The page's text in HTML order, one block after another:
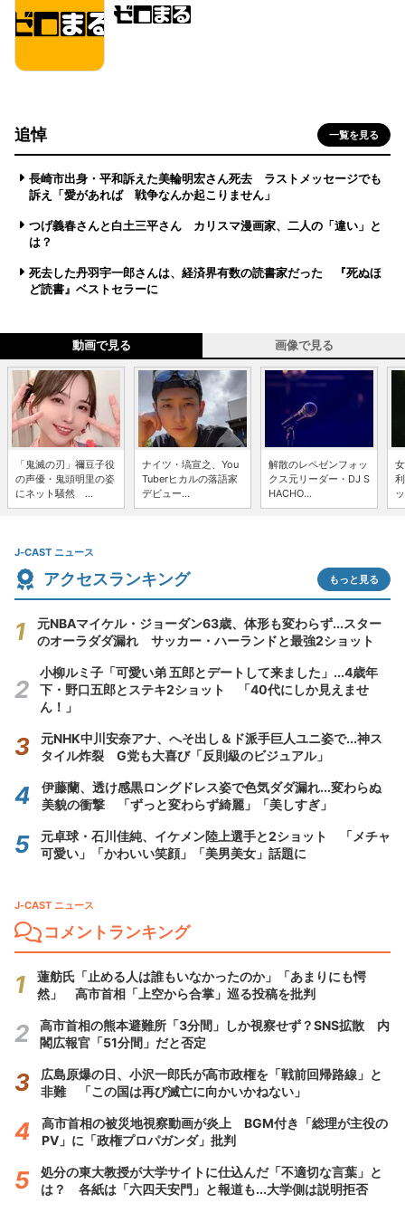
追悼 一覧を見る
長崎市出身・平和訴えた美輪明宏さん死去 ラストメッセージでも
訴え「愛があれば 戦争なんか起こりません」
つげ義春さんと白土三平さん カリスマ漫画家、二人の「違い」と
は？
死去した丹羽宇一郎さんは、経済界有数の読書家だった 『死ぬほ
ど読書』ベストセラーに
動画で見る 画像で見る
「鬼滅の刃」禰豆子役
の声優・鬼頭明里の姿
にネット騒然 ...
ナイツ・塙宣之、You
Tuberヒカルの落語家
デビュー...
解散のレペゼンフォッ
クス元リーダー・DJ S
HACHO...
J-CAST ニュース
アクセスランキング もっと見る
元NBAマイケル・ジョーダン63歳、体形も変わらず...スター
のオーラダダ漏れ サッカー・ハーランドと最強2ショット
小柳ルミ子「可愛い弟 五郎とデートして来ました」...4歳年
下・野口五郎とステキ2ショット 「40代にしか見えませ
ん！」
元NHK中川安奈アナ、へそ出し＆ド派手巨人ユニ姿で...神ス
タイル炸裂 G党も大喜び「反則級のビジュアル」
伊藤蘭、透け感黒ロングドレス姿で色気ダダ漏れ...変わらぬ
美貌の衝撃 「ずっと変わらず綺麗」「美しすぎ」
元卓球・石川佳純、イケメン陸上選手と2ショット 「メチャ
可愛い」「かわいい笑顔」「美男美女」話題に
J-CAST ニュース
コメントランキング
蓮舫氏「止める人は誰もいなかったのか」「あまりにも愕
然」 高市首相「上空から合掌」巡る投稿を批判
高市首相の熊本避難所「3分間」しか視察せず？SNS拡散 内
閣広報官「51分間」だと否定
広島原爆の日、小沢一郎氏が高市政権を「戦前回帰路線」と
非難 「この国は再び滅亡に向かいかねない」
高市首相の被災地視察動画が炎上 BGM付き「総理が主役の
PV」に「政権プロパガンダ」批判
処分の東大教授が大学サイトに仕込んだ「不適切な言葉」と
は？ 各紙は「六四天安門」と報道も...大学側は説明拒否